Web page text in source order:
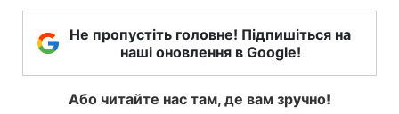
Не пропустіть головне! Підпишіться на
наші оновлення в Google!
Або читайте нас там, де вам зручно!